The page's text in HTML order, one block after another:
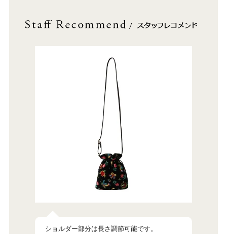
ショルダー部分は長さ調節可能です。